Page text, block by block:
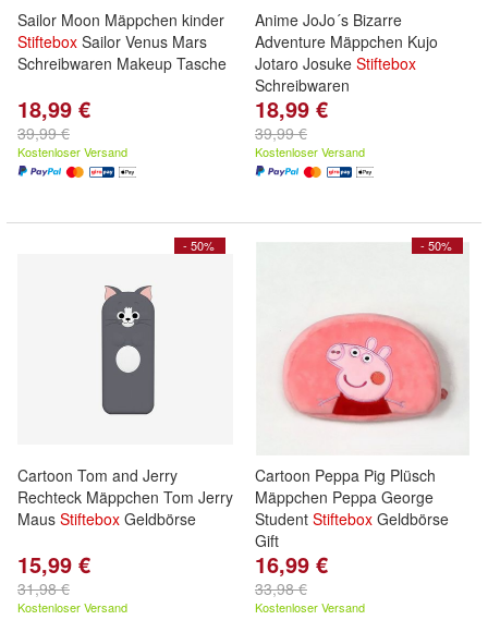
Sailor Moon Mäppchen kinder
Stiftebox Sailor Venus Mars
Schreibwaren Makeup Tasche
18,99 €
39,99 €
Kostenloser Versand
Anime JoJo´s Bizarre
Adventure Mäppchen Kujo
Jotaro Josuke Stiftebox
Schreibwaren
18,99 €
39,99 €
Kostenloser Versand
- 50%
Cartoon Tom and Jerry
Rechteck Mäppchen Tom Jerry
Maus Stiftebox Geldbörse
15,99 €
31,98 €
Kostenloser Versand
- 50%
Cartoon Peppa Pig Plüsch
Mäppchen Peppa George
Student Stiftebox Geldbörse
Gift
16,99 €
33,98 €
Kostenloser Versand